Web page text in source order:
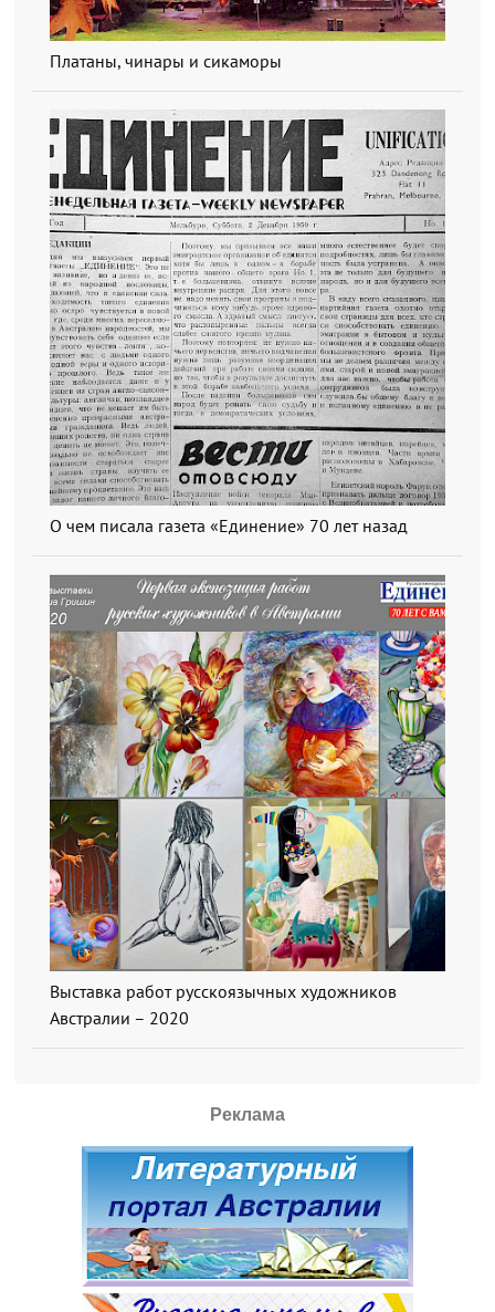
Платаны, чинары и сикаморы
О чем писала газета «Единение» 70 лет назад
Выставка работ русскоязычных художников
Австралии – 2020
Реклама